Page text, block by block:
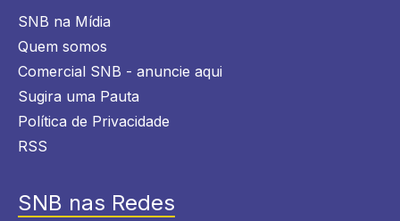
SNB na Mídia
Quem somos
Comercial SNB - anuncie aqui
Sugira uma Pauta
Política de Privacidade
RSS
SNB nas Redes